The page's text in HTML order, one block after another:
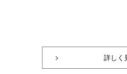
詳しく